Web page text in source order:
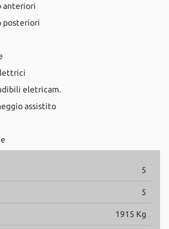
anteriori
posteriori
eletricam.
assistito
5
5
1915 Kg